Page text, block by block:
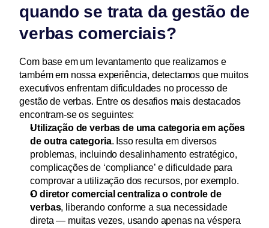
quando se trata da gestão de
verbas comerciais?
Com base em um levantamento que realizamos e
também em nossa experiência, detectamos que muitos
executivos enfrentam dificuldades no processo de
gestão de verbas. Entre os desafios mais destacados
encontram-se os seguintes:
Utilização de verbas de uma categoria em ações
de outra categoria. Isso resulta em diversos
problemas, incluindo desalinhamento estratégico,
complicações de ‘compliance’ e dificuldade para
comprovar a utilização dos recursos, por exemplo.
O diretor comercial centraliza o controle de
verbas, liberando conforme a sua necessidade
direta — muitas vezes, usando apenas na véspera